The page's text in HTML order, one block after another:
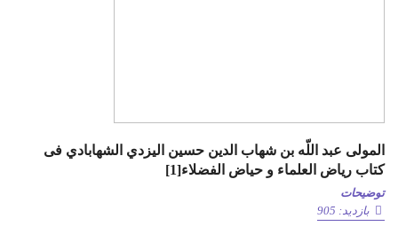
المولى عبد اللّه بن شهاب الدين حسين اليزدي الشهابادي فی
کتاب ریاض العلماء و حیاض الفضلاء[1]
توضیحات
بازدید: 905